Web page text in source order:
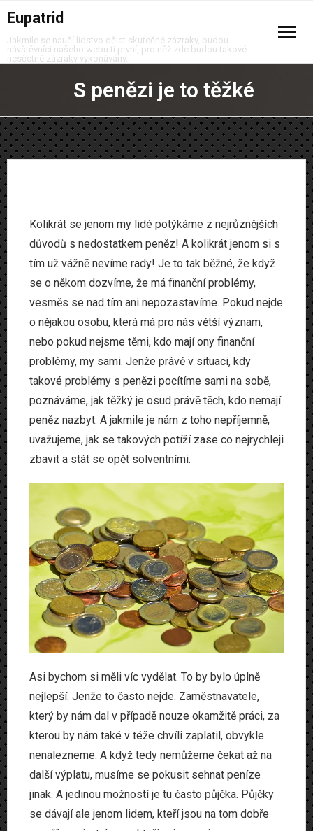
Eupatrid
Jakmile se naučí lidstvo dělat skutečné zázraky, budou
návštěvníci našeho webu ti první, pro něž zde budou takové
nesčetné zázraky vykonávány.
Auto moto
Business
Děti
Finance
Krása
Móda
Produkty
Www
Zvířata
S penězi je to těžké
Kolikrát se jenom my lidé potýkáme z nejrůznějších
důvodů s nedostatkem peněz! A kolikrát jenom si s
tím už vážně nevíme rady! Je to tak běžné, že když
se o někom dozvíme, že má finanční problémy,
vesměs se nad tím ani nepozastavíme. Pokud nejde
o nějakou osobu, která má pro nás větší význam,
nebo pokud nejsme těmi, kdo mají ony finanční
problémy, my sami. Jenže právě v situaci, kdy
takové problémy s penězi pocítíme sami na sobě,
poznáváme, jak těžký je osud právě těch, kdo nemají
peněz nazbyt. A jakmile je nám z toho nepříjemně,
uvažujeme, jak se takových potíží zase co nejrychleji
zbavit a stát se opět solventními.
Asi bychom si měli víc vydělat. To by bylo úplně
nejlepší. Jenže to často nejde. Zaměstnavatele,
který by nám dal v případě nouze okamžitě práci, za
kterou by nám také v téže chvíli zaplatil, obvykle
nenalezneme. A když tedy nemůžeme čekat až na
další výplatu, musíme se pokusit sehnat peníze
jinak. A jedinou možností je tu často půjčka. Půjčky
se dávají ale jenom lidem, kteří jsou na tom dobře